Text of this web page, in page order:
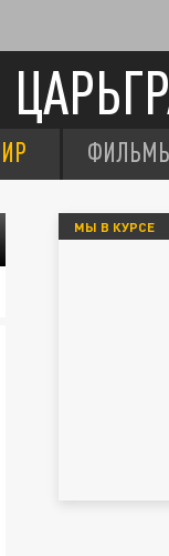
МЫ В КУРСЕ